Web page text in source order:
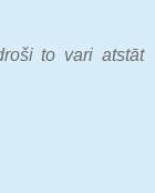
to vari atstāt